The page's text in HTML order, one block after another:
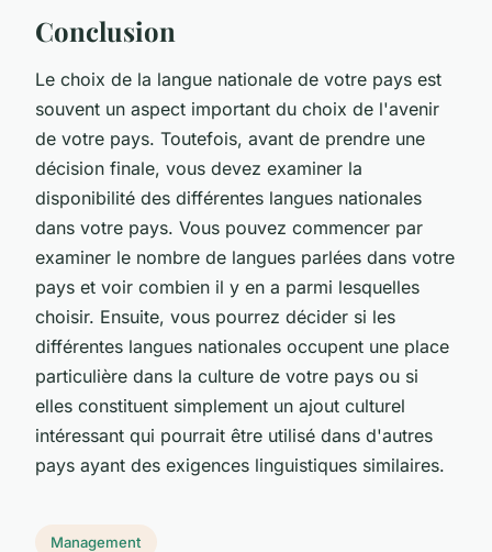
Conclusion
Le choix de la langue nationale de votre pays est
souvent un aspect important du choix de l'avenir
de votre pays. Toutefois, avant de prendre une
décision finale, vous devez examiner la
disponibilité des différentes langues nationales
dans votre pays. Vous pouvez commencer par
examiner le nombre de langues parlées dans votre
pays et voir combien il y en a parmi lesquelles
choisir. Ensuite, vous pourrez décider si les
différentes langues nationales occupent une place
particulière dans la culture de votre pays ou si
elles constituent simplement un ajout culturel
intéressant qui pourrait être utilisé dans d'autres
pays ayant des exigences linguistiques similaires.
Management